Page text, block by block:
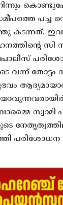
പച്ച
കടന്നത്.
സി
വന്ന് തോട്ടം
സ്വാമി
പരിശോധന